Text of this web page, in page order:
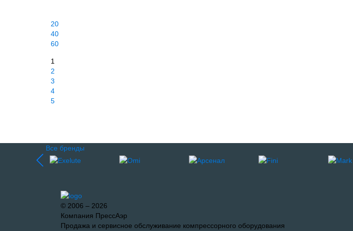
20
40
60
1
2
3
4
5
Все бренды
© 2006 – 2026
Компания ПрессАэр
Продажа и сервисное обслуживание компрессорного оборудования